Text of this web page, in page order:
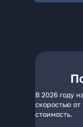
В 2026 году
скоростью
стоимость.